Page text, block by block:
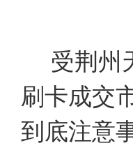
受荆州
刷卡成交
到底注意